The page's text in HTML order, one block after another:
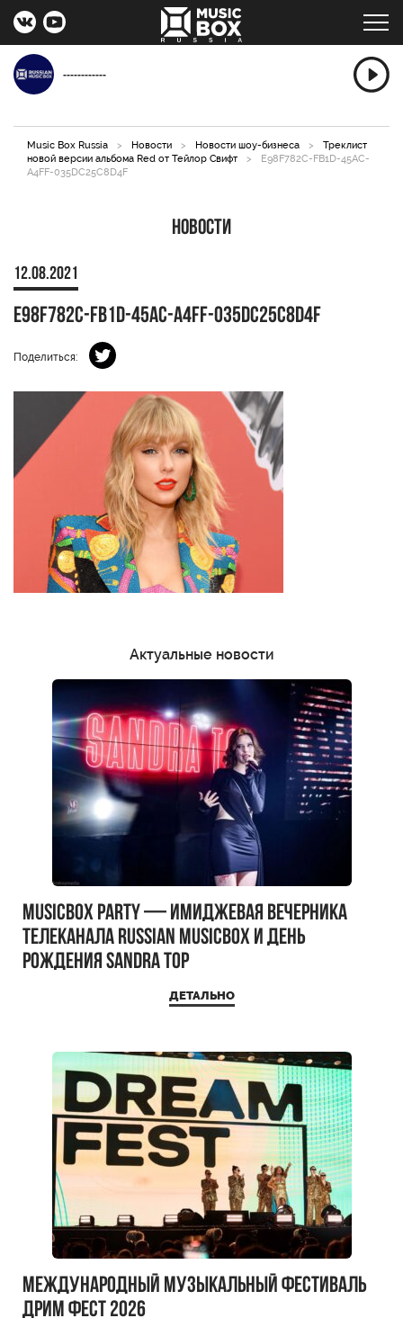
------------
Music Box Russia > Новости > Новости шоу-бизнеса >
Треклист
новой версии альбома Red от Тейлор Свифт
>
E98F782C-FB1D-45AC-
A4FF-035DC25C8D4F
Новости
12.08.2021
E98F782C-FB1D-45AC-A4FF-035DC25C8D4F
Поделиться:
Актуальные новости
MUSICBOX PARTY — имиджевая вечерника
телеканала RUSSIAN MUSICBOX и день
рождения Sandra Top
ДЕТАЛЬНО
Международный музыкальный фестиваль
ДРИМ ФЕСТ 2026